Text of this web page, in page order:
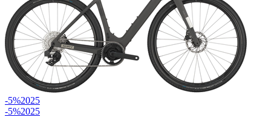
-5%2025
-5%2025